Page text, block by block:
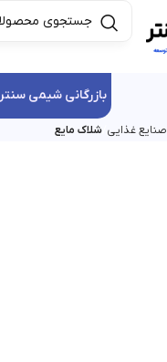
بازرگانی شیمی سنتر
غذایی شلاک مایع